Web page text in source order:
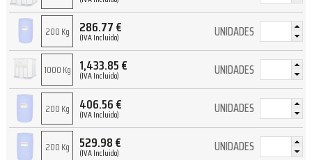
200 Kg 286.77€
(IVA Incluido) UNIDADES
1000 Kg 1,433.85€
(IVA Incluido) UNIDADES
200 Kg 406.56€
(IVA Incluido) UNIDADES
200 Kg 529.98€
(IVA Incluido) UNIDADES